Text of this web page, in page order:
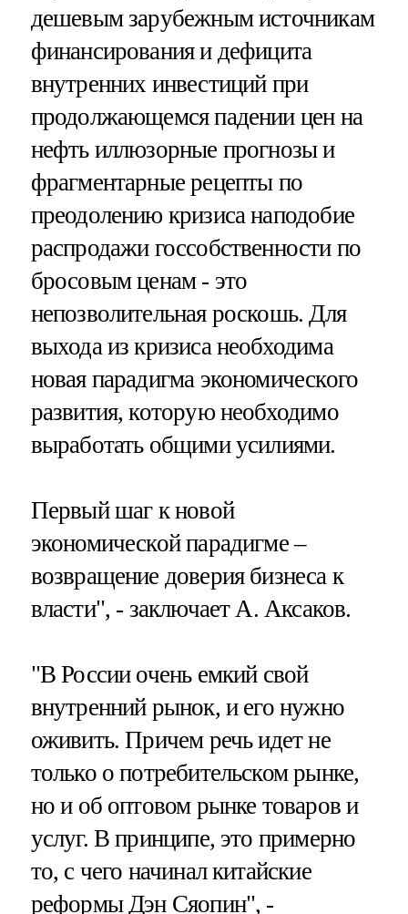
дешевым зарубежным источникам
финансирования и дефицита
внутренних инвестиций при
продолжающемся падении цен на
нефть иллюзорные прогнозы и
фрагментарные рецепты по
преодолению кризиса наподобие
распродажи госсобственности по
бросовым ценам - это
непозволительная роскошь. Для
выхода из кризиса необходима
новая парадигма экономического
развития, которую необходимо
выработать общими усилиями.
Первый шаг к новой
экономической парадигме –
возвращение доверия бизнеса к
власти", - заключает А. Аксаков.
"В России очень емкий свой
внутренний рынок, и его нужно
оживить. Причем речь идет не
только о потребительском рынке,
но и об оптовом рынке товаров и
услуг. В принципе, это примерно
то, с чего начинал китайские
реформы Дэн Сяопин", -